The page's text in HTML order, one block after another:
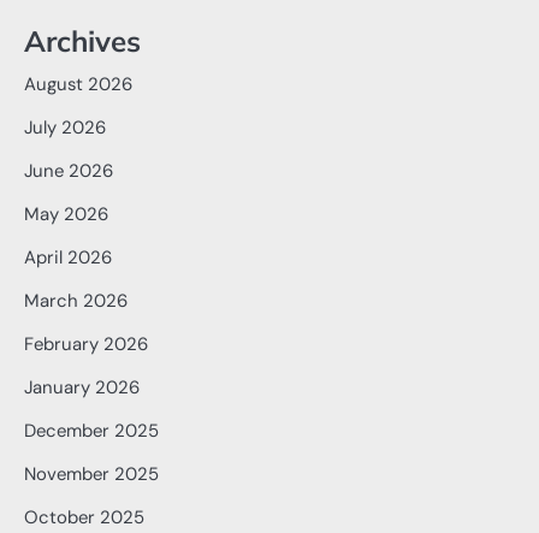
Archives
August 2026
July 2026
June 2026
May 2026
April 2026
March 2026
February 2026
January 2026
December 2025
November 2025
October 2025